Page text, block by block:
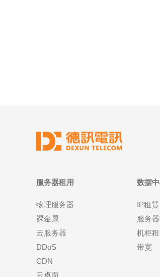
服务器租用
物理服务器
裸金属
云服务器
DDoS
CDN
云桌面
数据
IP租赁
服务
机柜
带宽